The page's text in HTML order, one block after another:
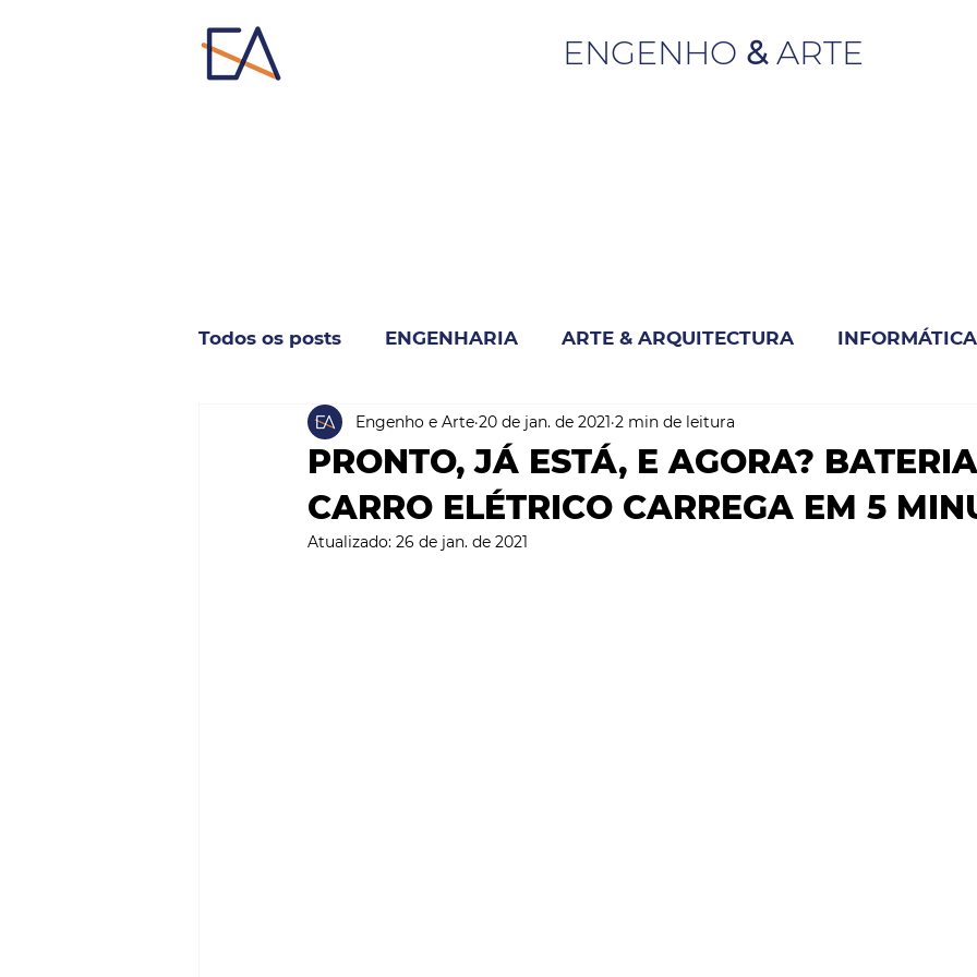
ENGENHO &ARTE
Todos os posts ENGENHARIA ARTE & ARQUITECTURA
INDUSTRIA & NEGÓCIO INOVAÇÃO & SUSTENTABILIDADE
SMART CITIES & MOBILIDADE CIÊNCIA & SAÚDE OPINIÃO &
PRONTO, JÁ ESTÁ, E AGORA?
CARRO ELÉTRICO CARREGA EM 5
Engenho e Arte 20 de jan. de 2021 2 min de leitura
Atualizado: 26 de jan. de 2021